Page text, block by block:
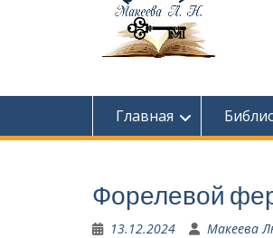
Главная
Форелевой
13.12.2024 Макеева